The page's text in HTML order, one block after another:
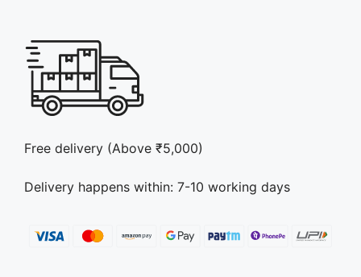
Free delivery (Above ₹5,000)
Delivery happens within: 7-10 working days